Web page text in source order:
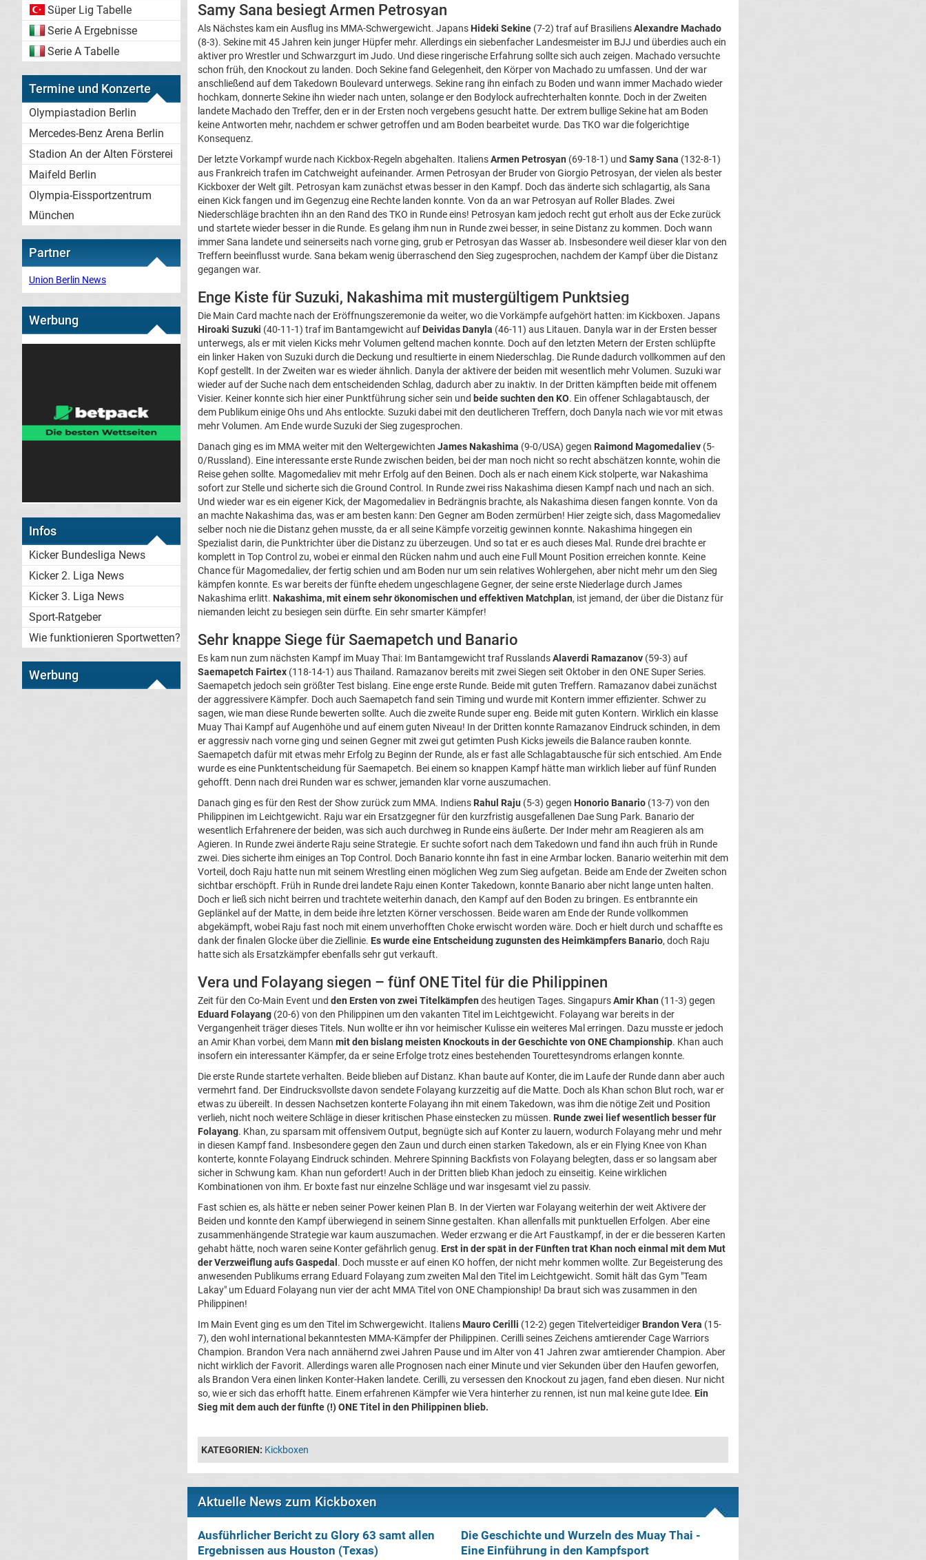
Süper Lig Tabelle
Serie A Ergebnisse
Serie A Tabelle
Termine und Konzerte
Olympiastadion Berlin
Mercedes-Benz Arena Berlin
Stadion An der Alten Försterei
Maifeld Berlin
Olympia-Eissportzentrum
München
Partner
Union Berlin News
Werbung
Infos
Kicker Bundesliga News
Kicker 2. Liga News
Kicker 3. Liga News
Sport-Ratgeber
Wie funktionieren Sportwetten?
Werbung
Samy Sana besiegt Armen Petrosyan
Als Nächstes kam ein Ausflug ins MMA-Schwergewicht. Japans Hideki Sekine (7-2) traf auf BrasiliensAlexandre Machado
(8-3). Sekine mit 45 Jahren kein junger Hüpfer mehr. Allerdings ein siebenfacher Landesmeister im BJJ und überdies auch ein
aktiver pro Wrestler und Schwarzgurt im Judo. Und diese ringerische Erfahrung sollte sich auch zeigen. Machado versuchte
schon früh, den Knockout zu landen. Doch Sekine fand Gelegenheit, den Körper von Machado zu umfassen. Und der war
anschließend auf dem Takedown Boulevard unterwegs. Sekine rang ihn einfach zu Boden und wann immer Machado wieder
hochkam, donnerte Sekine ihn wieder nach unten, solange er den Bodylock aufrechterhalten konnte. Doch in der Zweiten
landete Machado den Treffer, den er in der Ersten noch vergebens gesucht hatte. Der extrem bullige Sekine hat am Boden
keine Antworten mehr, nachdem er schwer getroffen und am Boden bearbeitet wurde. Das TKO war die folgerichtige
Konsequenz.
Der letzte Vorkampf wurde nach Kickbox-Regeln abgehalten. ItaliensArmen Petrosyan (69-18-1) und Samy Sana (132-8-1)
aus Frankreich trafen im Catchweight aufeinander. Armen Petrosyan der Bruder von Giorgio Petrosyan, der vielen als bester
Kickboxer der Welt gilt. Petrosyan kam zunächst etwas besser in den Kampf. Doch das änderte sich schlagartig, als Sana
einen Kick fangen und im Gegenzug eine Rechte landen konnte. Von da an war Petrosyan auf Roller Blades. Zwei
Niederschläge brachten ihn an den Rand des TKO in Runde eins! Petrosyan kam jedoch recht gut erholt aus der Ecke zurück
und startete wieder besser in die Runde. Es gelang ihm nun in Runde zwei besser, in seine Distanz zu kommen. Doch wann
immer Sana landete und seinerseits nach vorne ging, grub er Petrosyan das Wasser ab. Insbesondere weil dieser klar von den
Treffern beeinflusst wurde. Sana bekam wenig überraschend den Sieg zugesprochen, nachdem der Kampf über die Distanz
gegangen war.
Enge Kiste für Suzuki, Nakashima mit mustergültigem Punktsieg
Die Main Card machte nach der Eröffnungszeremonie da weiter, wo die Vorkämpfe aufgehört hatten: im Kickboxen. Japans
Hiroaki Suzuki (40-11-1) traf im Bantamgewicht auf Deividas Danyla (46-11) aus Litauen. Danyla war in der Ersten besser
unterwegs, als er mit vielen Kicks mehr Volumen geltend machen konnte. Doch auf den letzten Metern der Ersten schlüpfte
ein linker Haken von Suzuki durch die Deckung und resultierte in einem Niederschlag. Die Runde dadurch vollkommen auf den
Kopf gestellt. In der Zweiten war es wieder ähnlich. Danyla der aktivere der beiden mit wesentlich mehr Volumen. Suzuki war
wieder auf der Suche nach dem entscheidenden Schlag, dadurch aber zu inaktiv. In der Dritten kämpften beide mit offenem
Visier. Keiner konnte sich hier einer Punktführung sicher sein und beide suchten den KO. Ein offener Schlagabtausch, der
dem Publikum einige Ohs und Ahs entlockte. Suzuki dabei mit den deutlicheren Treffern, doch Danyla nach wie vor mit etwas
mehr Volumen. Am Ende wurde Suzuki der Sieg zugesprochen.
Danach ging es im MMA weiter mit den Weltergewichten James Nakashima (9-0/USA) gegen Raimond Magomedaliev (5-
0/Russland). Eine interessante erste Runde zwischen beiden, bei der man noch nicht so recht abschätzen konnte, wohin die
Reise gehen sollte. Magomedaliev mit mehr Erfolg auf den Beinen. Doch als er nach einem Kick stolperte, war Nakashima
sofort zur Stelle und sicherte sich die Ground Control. In Runde zwei riss Nakashima diesen Kampf nach und nach an sich.
Und wieder war es ein eigener Kick, der Magomedaliev in Bedrängnis brachte, als Nakashima diesen fangen konnte. Von da
an machte Nakashima das, was er am besten kann: Den Gegner am Boden zermürben! Hier zeigte sich, dass Magomedaliev
selber noch nie die Distanz gehen musste, da er all seine Kämpfe vorzeitig gewinnen konnte. Nakashima hingegen ein
Spezialist darin, die Punktrichter über die Distanz zu überzeugen. Und so tat er es auch dieses Mal. Runde drei brachte er
komplett in Top Control zu, wobei er einmal den Rücken nahm und auch eine Full Mount Position erreichen konnte. Keine
Chance für Magomedaliev, der fertig schien und am Boden nur um sein relatives Wohlergehen, aber nicht mehr um den Sieg
kämpfen konnte. Es war bereits der fünfte ehedem ungeschlagene Gegner, der seine erste Niederlage durch James
Nakashima erlitt. Nakashima, mit einem sehr ökonomischen und effektiven Matchplan, ist jemand, der über die Distanz für
niemanden leicht zu besiegen sein dürfte. Ein sehr smarter Kämpfer!
Sehr knappe Siege für Saemapetch und Banario
Es kam nun zum nächsten Kampf im Muay Thai: Im Bantamgewicht traf RusslandsAlaverdi Ramazanov (59-3) auf
Saemapetch Fairtex (118-14-1) aus Thailand. Ramazanov bereits mit zwei Siegen seit Oktober in den ONE Super Series.
Saemapetch jedoch sein größter Test bislang. Eine enge erste Runde. Beide mit guten Treffern. Ramazanov dabei zunächst
der aggressivere Kämpfer. Doch auch Saemapetch fand sein Timing und wurde mit Kontern immer effizienter. Schwer zu
sagen, wie man diese Runde bewerten sollte. Auch die zweite Runde super eng. Beide mit guten Kontern. Wirklich ein klasse
Muay Thai Kampf auf Augenhöhe und auf einem guten Niveau! In der Dritten konnte Ramazanov Eindruck schinden, in dem
er aggressiv nach vorne ging und seinen Gegner mit zwei gut getimten Push Kicks jeweils die Balance rauben konnte.
Saemapetch dafür mit etwas mehr Erfolg zu Beginn der Runde, als er fast alle Schlagabtausche für sich entschied. Am Ende
wurde es eine Punktentscheidung für Saemapetch. Bei einem so knappen Kampf hätte man wirklich lieber auf fünf Runden
gehofft. Denn nach drei Runden war es schwer, jemanden klar vorne auszumachen.
Danach ging es für den Rest der Show zurück zum MMA. Indiens Rahul Raju (5-3) gegen Honorio Banario (13-7) von den
Philippinen im Leichtgewicht. Raju war ein Ersatzgegner für den kurzfristig ausgefallenen Dae Sung Park. Banario der
wesentlich Erfahrenere der beiden, was sich auch durchweg in Runde eins äußerte. Der Inder mehr am Reagieren als am
Agieren. In Runde zwei änderte Raju seine Strategie. Er suchte sofort nach dem Takedown und fand ihn auch früh in Runde
zwei. Dies sicherte ihm einiges an Top Control. Doch Banario konnte ihn fast in eine Armbar locken. Banario weiterhin mit dem
Vorteil, doch Raju hatte nun mit seinem Wrestling einen möglichen Weg zum Sieg aufgetan. Beide am Ende der Zweiten schon
sichtbar erschöpft. Früh in Runde drei landete Raju einen Konter Takedown, konnte Banario aber nicht lange unten halten.
Doch er ließ sich nicht beirren und trachtete weiterhin danach, den Kampf auf den Boden zu bringen. Es entbrannte ein
Geplänkel auf der Matte, in dem beide ihre letzten Körner verschossen. Beide waren am Ende der Runde vollkommen
abgekämpft, wobei Raju fast noch mit einem unverhofften Choke erwischt worden wäre. Doch er hielt durch und schaffte es
dank der finalen Glocke über die Ziellinie. Es wurde eine Entscheidung zugunsten des Heimkämpfers Banario, doch Raju
hatte sich als Ersatzkämpfer ebenfalls sehr gut verkauft.
Vera und Folayang siegen – fünf ONE Titel für die Philippinen
Zeit für den Co-Main Event und den Ersten von zwei Titelkämpfen des heutigen Tages. SingapursAmir Khan (11-3) gegen
Eduard Folayang (20-6) von den Philippinen um den vakanten Titel im Leichtgewicht. Folayang war bereits in der
Vergangenheit träger dieses Titels. Nun wollte er ihn vor heimischer Kulisse ein weiteres Mal erringen. Dazu musste er jedoch
an Amir Khan vorbei, dem Mann mit den bislang meisten Knockouts in der Geschichte von ONE Championship. Khan auch
insofern ein interessanter Kämpfer, da er seine Erfolge trotz eines bestehenden Tourettesyndroms erlangen konnte.
Die erste Runde startete verhalten. Beide blieben auf Distanz. Khan baute auf Konter, die im Laufe der Runde dann aber auch
vermehrt fand. Der Eindrucksvollste davon sendete Folayang kurzzeitig auf die Matte. Doch als Khan schon Blut roch, war er
etwas zu übereilt. In dessen Nachsetzen konterte Folayang ihn mit einem Takedown, was ihm die nötige Zeit und Position
verlieh, nicht noch weitere Schläge in dieser kritischen Phase einstecken zu müssen. Runde zwei lief wesentlich besser für
Folayang. Khan, zu sparsam mit offensivem Output, begnügte sich auf Konter zu lauern, wodurch Folayang mehr und mehr
in diesen Kampf fand. Insbesondere gegen den Zaun und durch einen starken Takedown, als er ein Flying Knee von Khan
konterte, konnte Folayang Eindruck schinden. Mehrere Spinning Backfists von Folayang belegten, dass er so langsam aber
sicher in Schwung kam. Khan nun gefordert! Auch in der Dritten blieb Khan jedoch zu einseitig. Keine wirklichen
Kombinationen von ihm. Er boxte fast nur einzelne Schläge und war insgesamt viel zu passiv.
Fast schien es, als hätte er neben seiner Power keinen Plan B. In der Vierten war Folayang weiterhin der weit Aktivere der
Beiden und konnte den Kampf überwiegend in seinem Sinne gestalten. Khan allenfalls mit punktuellen Erfolgen. Aber eine
zusammenhängende Strategie war kaum auszumachen. Weder erzwang er die Art Faustkampf, in der er die besseren Karten
gehabt hätte, noch waren seine Konter gefährlich genug. Erst in der spät in der Fünften trat Khan noch einmal mit dem Mut
der Verzweiflung aufs Gaspedal. Doch musste er auf einen KO hoffen, der nicht mehr kommen wollte. Zur Begeisterung des
anwesenden Publikums errang Eduard Folayang zum zweiten Mal den Titel im Leichtgewicht. Somit hält das Gym "Team
Lakay" um Eduard Folayang nun vier der acht MMA Titel von ONE Championship! Da braut sich was zusammen in den
Philippinen!
Im Main Event ging es um den Titel im Schwergewicht. Italiens Mauro Cerilli (12-2) gegen Titelverteidiger Brandon Vera (15-
7), den wohl international bekanntesten MMA-Kämpfer der Philippinen. Cerilli seines Zeichens amtierender Cage Warriors
Champion. Brandon Vera nach annähernd zwei Jahren Pause und im Alter von 41 Jahren zwar amtierender Champion. Aber
nicht wirklich der Favorit. Allerdings waren alle Prognosen nach einer Minute und vier Sekunden über den Haufen geworfen,
als Brandon Vera einen linken Konter-Haken landete. Cerilli, zu versessen den Knockout zu jagen, fand eben diesen. Nur nicht
so, wie er sich das erhofft hatte. Einem erfahrenen Kämpfer wie Vera hinterher zu rennen, ist nun mal keine gute Idee. Ein
Sieg mit dem auch der fünfte (!) ONE Titel in den Philippinen blieb.
KATEGORIEN: Kickboxen
Aktuelle News zum Kickboxen
Ausführlicher Bericht zu Glory 63 samt allen
Ergebnissen aus Houston (Texas)
Die Geschichte und Wurzeln des Muay Thai -
Eine Einführung in den Kampfsport